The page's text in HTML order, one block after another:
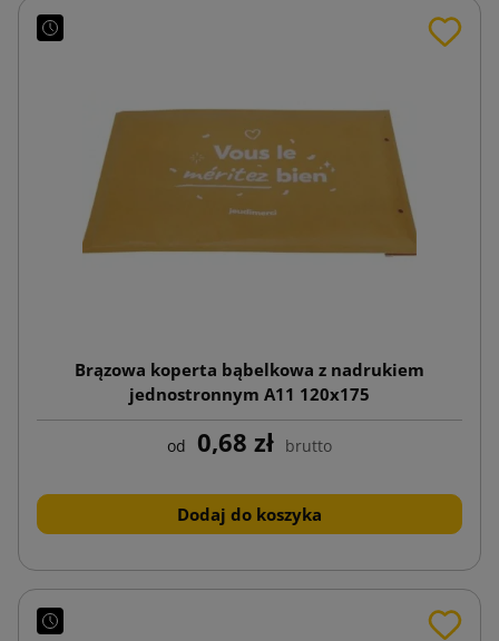
Brązowa koperta bąbelkowa z nadrukiem
jednostronnym A11 120x175
od 0,68 zł brutto
Dodaj do koszyka